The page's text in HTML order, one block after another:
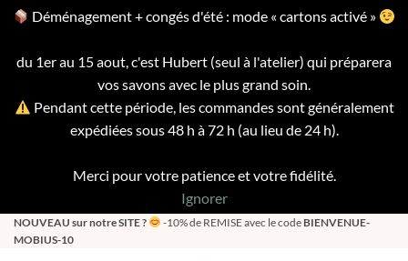
Déménagement + congés d'été : mode « cartons activé »
du 1er au 15 aout, c'est Hubert (seul à l'atelier) qui préparera
vos savons avec le plus grand soin.
Pendant cette période, les commandes sont généralement
expédiées sous 48 h à 72 h (au lieu de 24 h).
Merci pour votre patience et votre fidélité.
Ignorer
Passer
au
NOUVEAU sur notre SITE ? -10% de REMISE avec le code BIENVENUE-
MOBIUS-10